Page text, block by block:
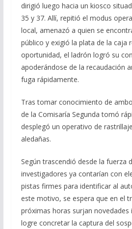
dirigió luego hacia un kiosco
35 y 37. Allí, repitió el modus
local, amenazó a quien se
público y exigió la plata de la caja
oportunidad, el ladrón logró su
apoderándose de la recaudación
fuga rápidamente.
Tras tomar conocimiento de
de la Comisaría Segunda tomó
desplegó un operativo de
aledañas.
Según trascendió desde la fuerza
investigadores ya contarían con
pistas firmes para identificar al
este motivo, se espera que en el
próximas horas surjan novedades
logre concretar la captura del